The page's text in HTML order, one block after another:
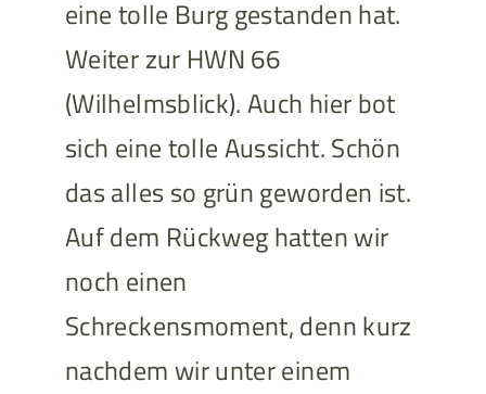
eine tolle Burg gestanden hat.
Weiter zur HWN 66
(Wilhelmsblick). Auch hier bot
sich eine tolle Aussicht. Schön
das alles so grün geworden ist.
Auf dem Rückweg hatten wir
noch einen
Schreckensmoment, denn kurz
nachdem wir unter einem